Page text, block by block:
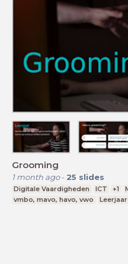
Grooming
1 month ago- 25 slides
Digitale Vaardigheden ICT +1
vmbo, mavo, havo, vwo
Leerjaar